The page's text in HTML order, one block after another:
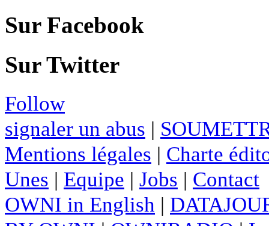
Sur Facebook
Sur Twitter
Follow
signaler un abus |
Mentions légales | Charte
Unes | Equipe | Jobs | Contact
OWNI in English |